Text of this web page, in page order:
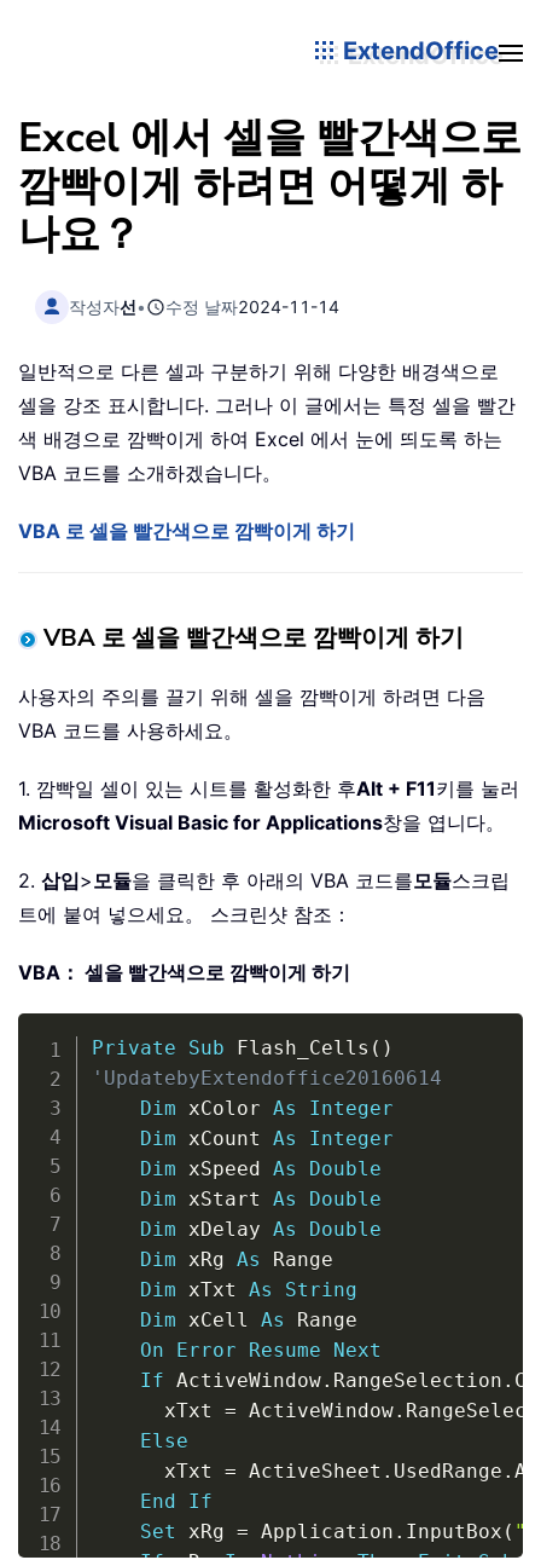
ExtendOffice
Excel 에서 셀을 빨간색으로
깜빡이게 하려면 어떻게 하
나요？
작성자선• 수정 날짜2024-11-14
일반적으로 다른 셀과 구분하기 위해 다양한 배경색으로
셀을 강조 표시합니다. 그러나 이 글에서는 특정 셀을 빨간
색 배경으로 깜빡이게 하여 Excel 에서 눈에 띄도록 하는
VBA 코드를 소개하겠습니다。
VBA 로 셀을 빨간색으로 깜빡이게 하기
VBA 로 셀을 빨간색으로 깜빡이게 하기
사용자의 주의를 끌기 위해 셀을 깜빡이게 하려면 다음
VBA 코드를 사용하세요。
1. 깜빡일 셀이 있는 시트를 활성화한 후Alt + F11키를 눌러
Microsoft Visual Basic for Applications창을 엽니다。
2. 삽입>모듈을 클릭한 후 아래의 VBA 코드를모듈스크립
트에 붙여 넣으세요。 스크린샷 참조：
VBA： 셀을 빨간색으로 깜빡이게 하기
Private Sub Flash_Cells ( )
'UpdatebyExtendoffice20160614
Dim xColor As
Integer
Dim xCount As
Integer
Dim xSpeed As
Double
Dim xStart As
Double
Dim xDelay As
Double
Dim xRg As Range
Dim xTxt As
String
Dim xCell As Range
On
Error Resume
Next
If ActiveWindow. RangeSelection .
      xTxt
= ActiveWindow.
Else
      xTxt
= ActiveSheet . UsedRange .
End
If
Set xRg = Application . InputBox (